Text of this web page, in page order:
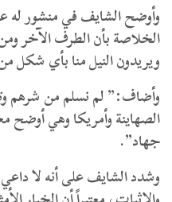
وأوضح الشايف في منشور له
الخلاصة بأن الطرف الآخر
ويريدون النيل منا بأي شكل
وأضاف:” لم نسلم من شرهم
الصهاينة وأمريكا وهي أوضح
جهاد”.
​وشدد الشايف على أنه لا